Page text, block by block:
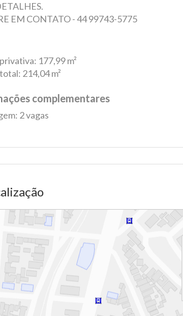
EM CONTATO - 44 99743-5775
177,99 m²
214,04 m²
complementares
2 vagas